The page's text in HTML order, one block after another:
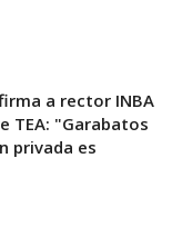
a rector INBA
TEA: "Garabatos
privada es